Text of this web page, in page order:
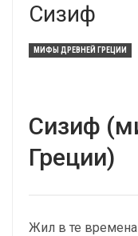
Сизиф
МИФЫ ДРЕВНЕЙ ГРЕЦИИ
Сизиф
Греции)
Жил в те